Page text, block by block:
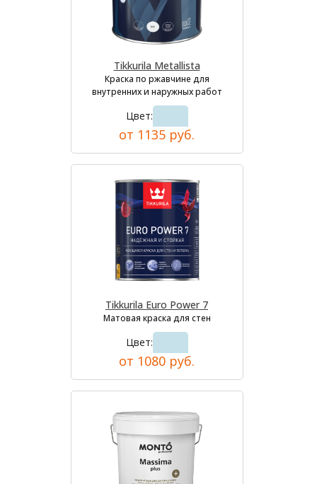
Tikkurila Metallista
Краска по ржавчине для
внутренних и наружных работ
Цвет:
от 1135 руб.
Tikkurila Euro Power 7
Матовая краска для стен
Цвет:
от 1080 руб.